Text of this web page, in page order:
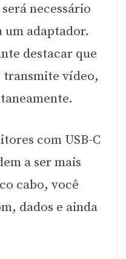
necessário
um adaptador.
destacar que
transmite vídeo,
com USB-C
a ser mais
cabo, você
dados e ainda